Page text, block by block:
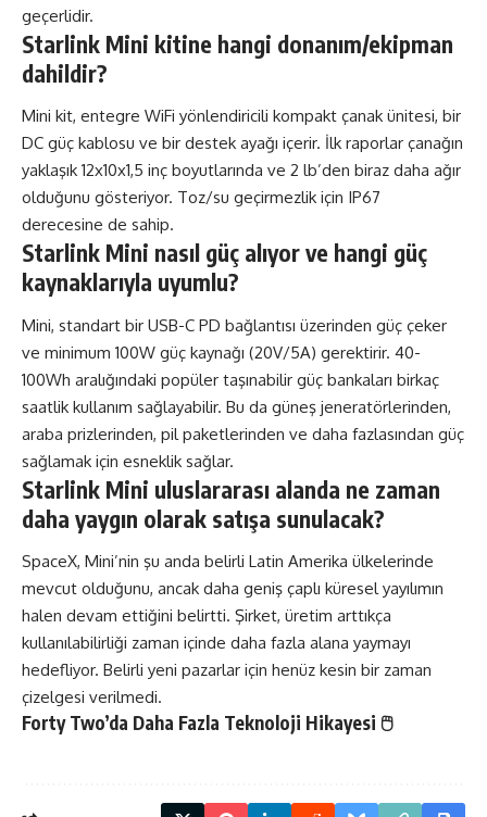
geçerlidir.
Starlink Mini kitine hangi donanım/ekipman
dahildir?
Mini kit, entegre WiFi yönlendiricili kompakt çanak ünitesi, bir
DC güç kablosu ve bir destek ayağı içerir. İlk raporlar çanağın
yaklaşık 12x10x1,5 inç boyutlarında ve 2 lb’den biraz daha ağır
olduğunu gösteriyor. Toz/su geçirmezlik için IP67
derecesine de sahip.
Starlink Mini nasıl güç alıyor ve hangi güç
kaynaklarıyla uyumlu?
Mini, standart bir USB-C PD bağlantısı üzerinden güç çeker
ve minimum 100W güç kaynağı (20V/5A) gerektirir. 40-
100Wh aralığındaki popüler taşınabilir güç bankaları birkaç
saatlik kullanım sağlayabilir. Bu da güneş jeneratörlerinden,
araba prizlerinden, pil paketlerinden ve daha fazlasından güç
sağlamak için esneklik sağlar.
Starlink Mini uluslararası alanda ne zaman
daha yaygın olarak satışa sunulacak?
SpaceX, Mini’nin şu anda belirli Latin Amerika ülkelerinde
mevcut olduğunu, ancak daha geniş çaplı küresel yayılımın
halen devam ettiğini belirtti. Şirket, üretim arttıkça
kullanılabilirliği zaman içinde daha fazla alana yaymayı
hedefliyor. Belirli yeni pazarlar için henüz kesin bir zaman
çizelgesi verilmedi.
Forty Two’da Daha Fazla Teknoloji Hikayesi 🖱